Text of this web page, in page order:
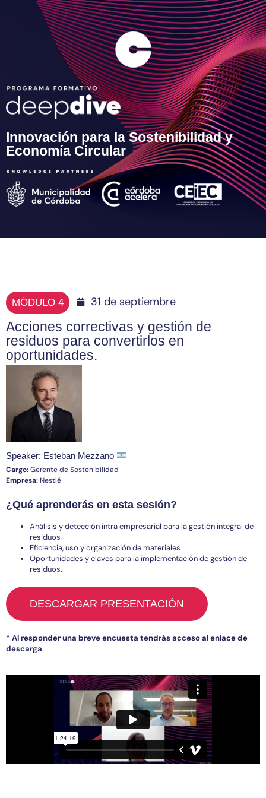
Innovación para la Sostenibilidad y
Economía Circular
MÓDULO 4 31 de septiembre
Acciones correctivas y gestión de
residuos para convertirlos en
oportunidades.
Speaker: Esteban Mezzano
Cargo:Gerente de Sostenibilidad
Empresa: Nestlé
¿Qué aprenderás en esta sesión?
Análisis y detección intra empresarial para la gestión integral de
residuos
Eficiencia, uso y organización de materiales
Oportunidades y claves para la implementación de gestión de
residuos.
DESCARGAR PRESENTACIÓN
* Al responder una breve encuesta tendrás acceso al enlace de
descarga